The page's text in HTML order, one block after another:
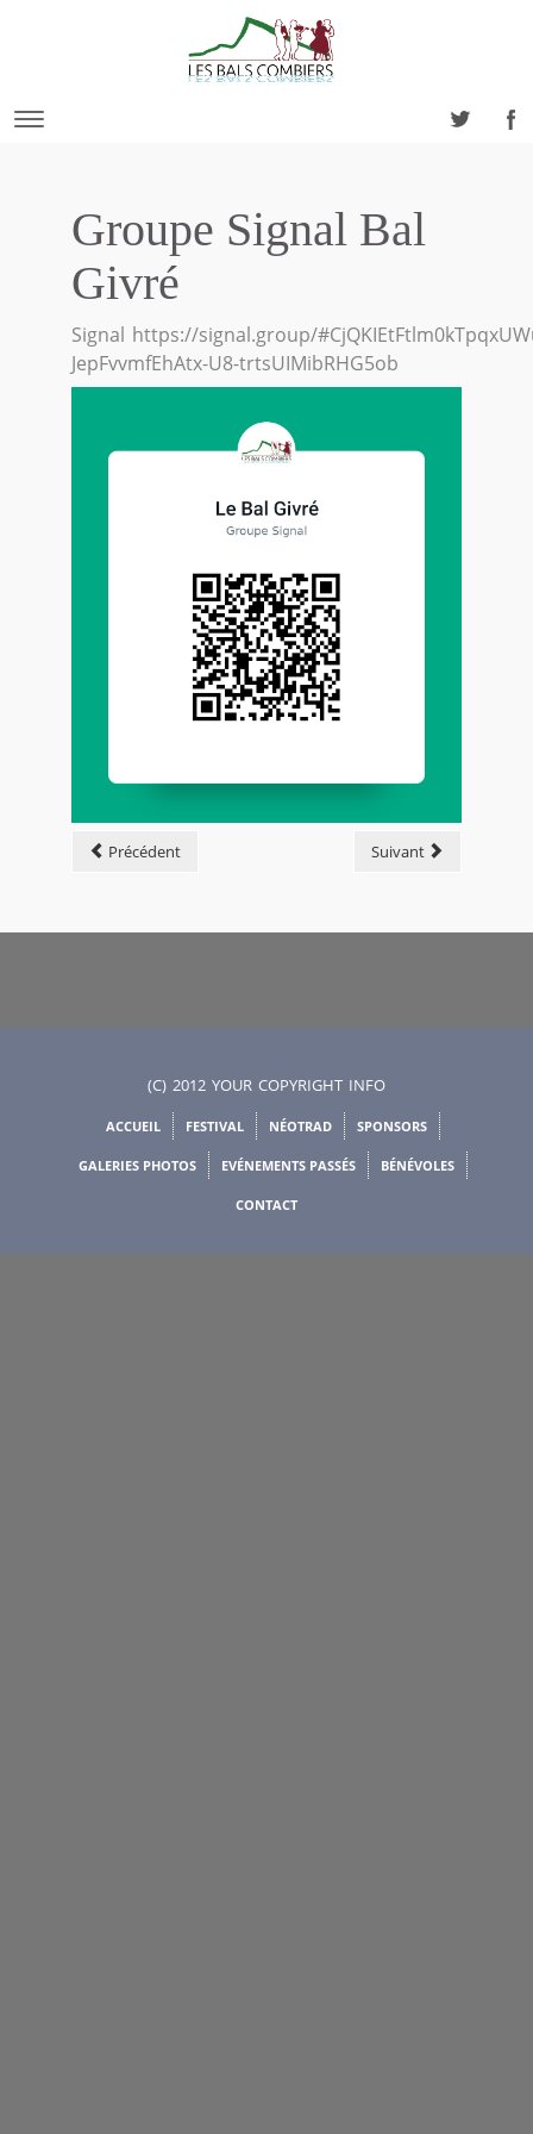
Groupe Signal Bal
Givré
Signal https://signal.group/
JepFvvmfEhAtx-U8-trtsUIMibRHG5ob
Précédent Suivant
(C) 2012 YOUR COPYRIGHT INFO
ACCUEIL FESTIVAL NÉOTRAD SPONSORS
GALERIES PHOTOS EVÉNEMENTS PASSÉS BÉNÉVOLES
CONTACT